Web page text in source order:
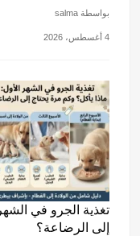
بواسطة salma
4 أغسطس، 2026
تغذية الجرو في
إلى الرضاعة؟